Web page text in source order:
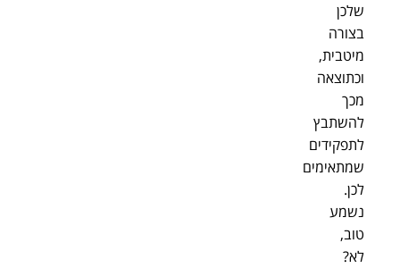
שלכן
בצורה
מיטבית,
וכתוצאה
מכך
להשתבץ
לתפקידים
שמתאימים
לכן.
נשמע
טוב,
לא?